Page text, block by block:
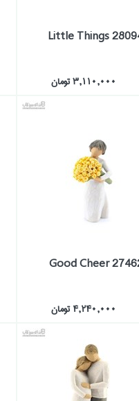
Little Things
3,110,000 تومان
27462 Good
4,240,000 تومان